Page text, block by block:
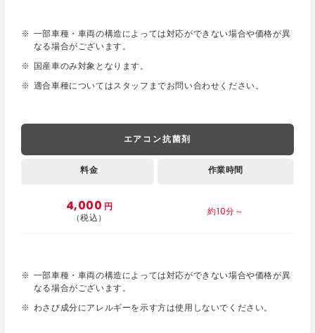
一部車種・車両の構造によっては対応ができない場合や価格が異
なる場合がございます。
国産車のみ対象となります。
適合車種についてはスタッフまでお問い合わせください。
エアコン抗菌剤
料金 作業時間
4,000 円
（税込）
約10分～
一部車種・車両の構造によっては対応ができない場合や価格が異
なる場合がございます。
わさび成分にアレルギーを示す方は使用しないでください。